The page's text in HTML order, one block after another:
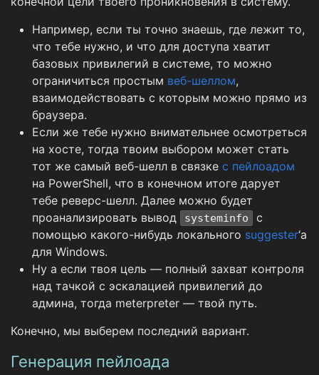
Например, если ты точно знаешь, где лежит то,
что тебе нужно, и что для доступа хватит
базовых привилегий в системе, то можно
ограничиться простым веб-шеллом,
взаимодействовать с которым можно прямо из
браузера.
Если же тебе нужно внимательнее осмотреться
на хосте, тогда твоим выбором может стать
тот же самый веб-шелл в связке с пейлоадом
на PowerShell, что в конечном итоге дарует
тебе реверс-шелл. Далее можно будет
проанализировать вывод
systeminfo
с
помощью какого-нибудь локального suggester‘а
для Windows.
Ну а если твоя цель — полный захват контроля
над тачкой с эскалацией привилегий до
админа, тогда meterpreter — твой путь.
Конечно, мы выберем последний вариант.
Генерация пейлоада